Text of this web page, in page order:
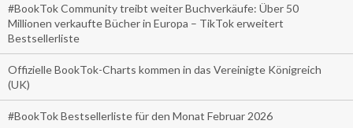
#BookTok Community treibt weiter Buchverkäufe: Über 50
Millionen verkaufte Bücher in Europa – TikTok erweitert
Bestsellerliste
Offizielle BookTok-Charts kommen in das Vereinigte Königreich
(UK)
#BookTok Bestsellerliste für den Monat Februar 2026